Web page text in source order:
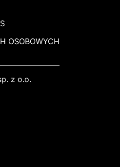
OSOBOWYCH
z o.o.